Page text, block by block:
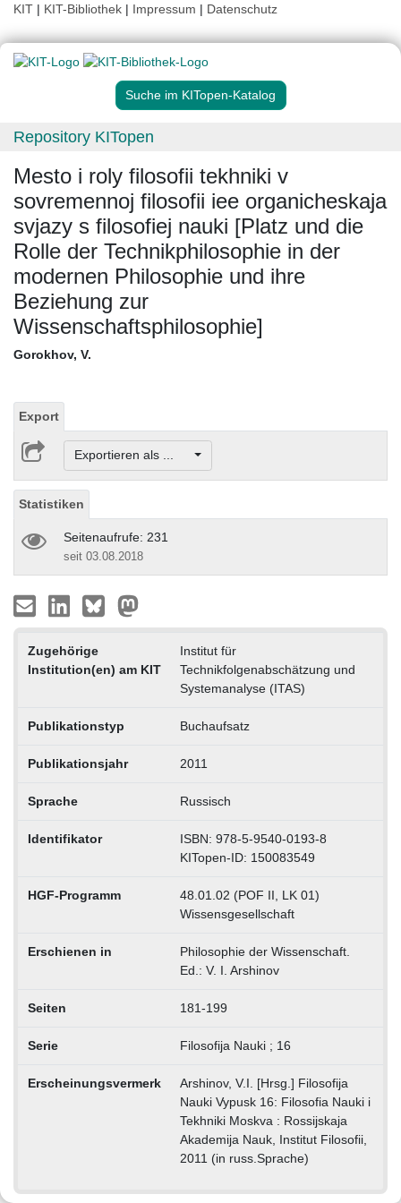
KIT | KIT-Bibliothek | Impressum | Datenschutz
Suche im KITopen-Katalog
Repository KITopen
Mesto i roly filosofii tekhniki v
sovremennoj filosofii iee organicheskaja
svjazy s filosofiej nauki [Platz und die
Rolle der Technikphilosophie in der
modernen Philosophie und ihre
Beziehung zur
Wissenschaftsphilosophie]
Gorokhov, V.
Export
Exportieren als ...
Statistiken
Seitenaufrufe: 231
seit 03.08.2018
Zugehörige
Institution(en) am KIT
Institut für
Technikfolgenabschätzung und
Systemanalyse (ITAS)
Publikationstyp Buchaufsatz
Publikationsjahr 2011
Sprache Russisch
Identifikator
ISBN: 978-5-9540-0193-8
KITopen-ID: 150083549
HGF-Programm
48.01.02 (POF II, LK 01)
Wissensgesellschaft
Erschienen in
Philosophie der Wissenschaft.
Ed.: V. I. Arshinov
Seiten 181-199
Serie Filosofija Nauki ; 16
Erscheinungsvermerk
Arshinov, V.I. [Hrsg.] Filosofija
Nauki Vypusk 16: Filosofia Nauki i
Tekhniki Moskva : Rossijskaja
Akademija Nauk, Institut Filosofii,
2011 (in russ.Sprache)